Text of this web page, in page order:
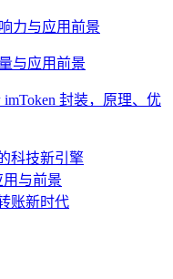
力与应用前景
与应用前景
封装，原理、优
科技新引擎
与前景
账新时代